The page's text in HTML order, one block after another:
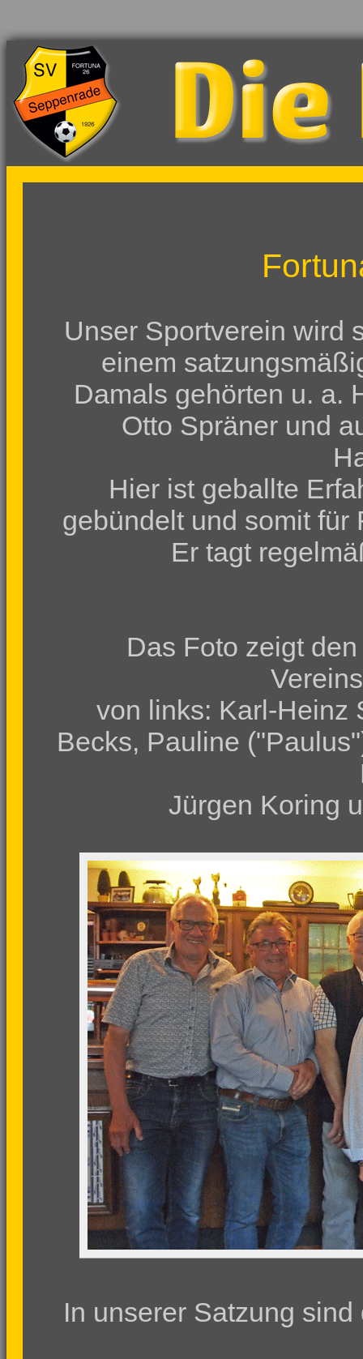
Unser Sportverein wird
einem
Damals gehörten u. a.
Otto Spräner und
Hier ist geballte
gebündelt und somit für
Er tagt
Das Foto zeigt
von links: Karl-Heinz
Becks, Pauline
Jürgen Koring
In unserer Satzung